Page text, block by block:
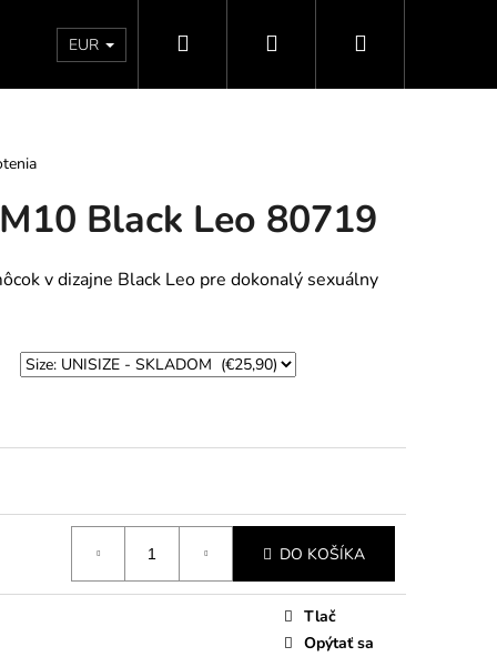
Doprava a platby Vrátenie - Výmena - Reklamácia
EUR Hľadať PrihlásenieNákupný
Black Leo 80719
v dizajne Black Leo pre dokonalý sexuálny
DO KOŠÍKA
Tlač
Opýtať sa